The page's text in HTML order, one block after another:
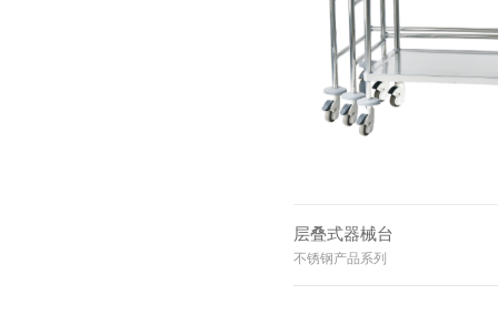
层叠式器械台
不锈钢产品系列